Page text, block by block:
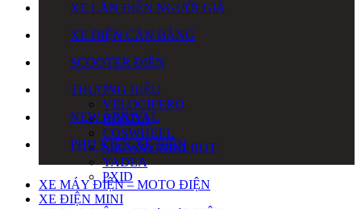
XE LĂN ĐIỆN NGƯỜI GIÀ
XE ĐIỆN CÂN BẰNG
SCOOTER ĐIỆN
THƯƠNG HIỆU
VELOCIFERO
HONDA
COSWHEEL
SEGWAY NINEBOT
YADEA
PXID
NEW ARRIVAL
PHỤ KIỆN XE ĐIỆN
XE MÁY ĐIỆN – MOTO ĐIỆN
XE ĐIỆN MINI